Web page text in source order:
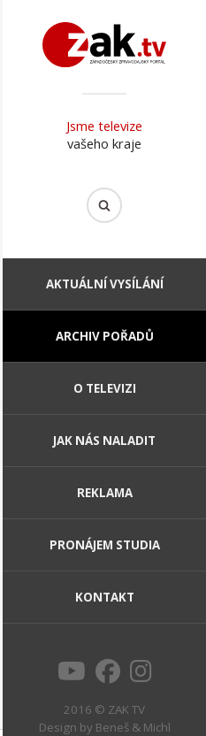
Jsme televize
vašeho kraje
AKTUÁLNÍ VYSÍLÁNÍ
ARCHIV POŘADŮ
O TELEVIZI
JAK NÁS NALADIT
REKLAMA
PRONÁJEM STUDIA
KONTAKT
2016 © ZAK TV
Design by Beneš & Michl